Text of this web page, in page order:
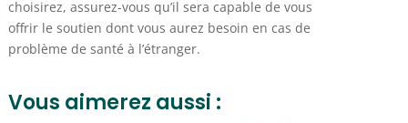
choisirez, assurez-vous qu’il sera capable de vous
offrir le soutien dont vous aurez besoin en cas de
problème de santé à l’étranger.
Vous aimerez aussi :